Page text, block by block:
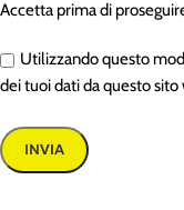
Accetta prima di
Utilizzando questo
dei tuoi dati da questo sito